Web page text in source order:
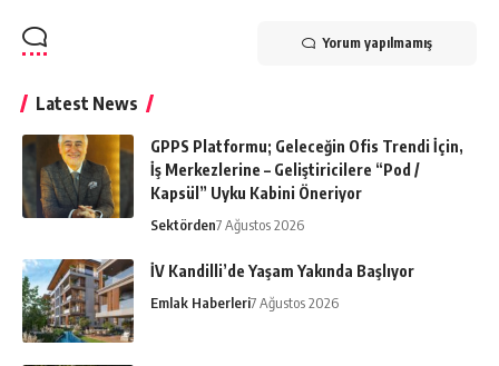
Yorum yapılmamış
Latest News
GPPS Platformu; Geleceğin Ofis Trendi İçin,
İş Merkezlerine – Geliştiricilere “Pod /
Kapsül” Uyku Kabini Öneriyor
Sektörden7 Ağustos 2026
İV Kandilli’de Yaşam Yakında Başlıyor
Emlak Haberleri7 Ağustos 2026